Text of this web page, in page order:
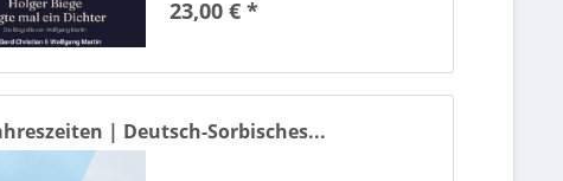
Dardan
Dave
Deborah de Luca
Deep Purple
23,00 € *
| Deutsch-Sorbisches...